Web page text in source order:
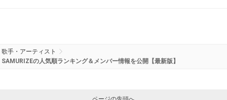
歌手・アーティスト
SAMURIZEの人気順ランキング＆メンバー情報を公開【最新版】